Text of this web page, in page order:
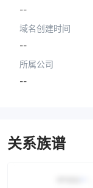
--
域名创建时间
--
所属公司
--
关系族谱